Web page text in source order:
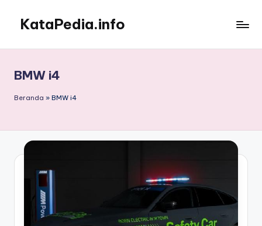
content
KataPedia.info
Terbaru
BMW i4
Beranda » BMW i4